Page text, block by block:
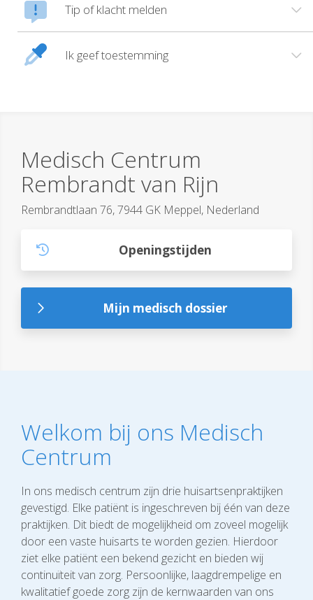
Tip of klacht melden
Ik geef toestemming
Medisch Centrum
Rembrandt van Rijn
Rembrandtlaan 76, 7944 GK Meppel, Nederland
Openingstijden
Mijn medisch dossier
Welkom bij ons Medisch
Centrum
In ons medisch centrum zijn drie huisartsenpraktijken
gevestigd. Elke patiënt is ingeschreven bij één van deze
praktijken. Dit biedt de mogelijkheid om zoveel mogelijk
door een vaste huisarts te worden gezien. Hierdoor
ziet elke patiënt een bekend gezicht en bieden wij
continuïteit van zorg. Persoonlijke, laagdrempelige en
kwalitatief goede zorg zijn de kernwaarden van ons